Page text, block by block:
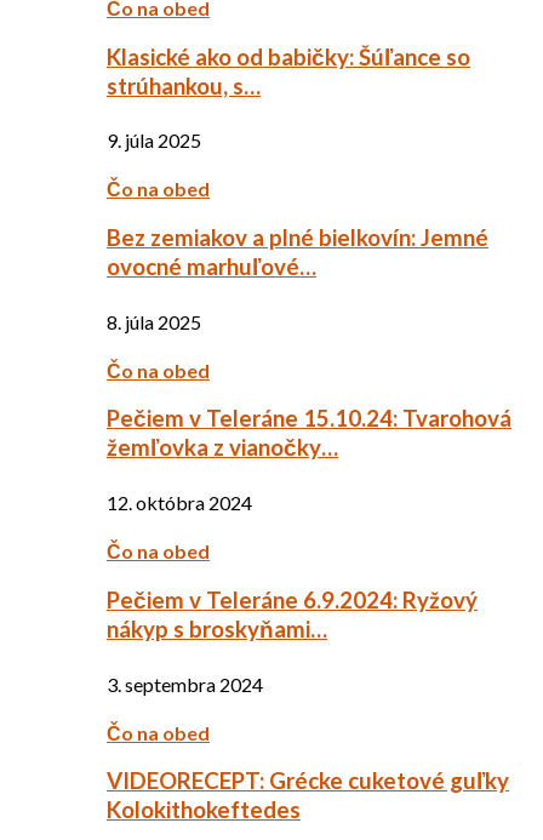
Čo na obed
Klasické ako od babičky: Šúľance so
strúhankou, s…
9. júla 2025
Čo na obed
Bez zemiakov a plné bielkovín: Jemné
ovocné marhuľové…
8. júla 2025
Čo na obed
Pečiem v Teleráne 15.10.24: Tvarohová
žemľovka z vianočky…
12. októbra 2024
Čo na obed
Pečiem v Teleráne 6.9.2024: Ryžový
nákyp s broskyňami…
3. septembra 2024
Čo na obed
VIDEORECEPT: Grécke cuketové guľky
Kolokithokeftedes